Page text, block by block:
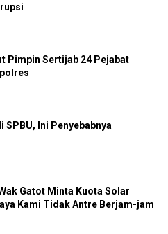
Pimpin Sertijab 24 Pejabat
SPBU, Ini Penyebabnya
Gatot Minta Kuota Solar
Kami Tidak Antre Berjam-jam